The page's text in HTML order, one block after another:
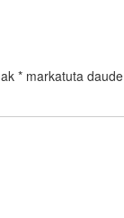
* markatuta daude